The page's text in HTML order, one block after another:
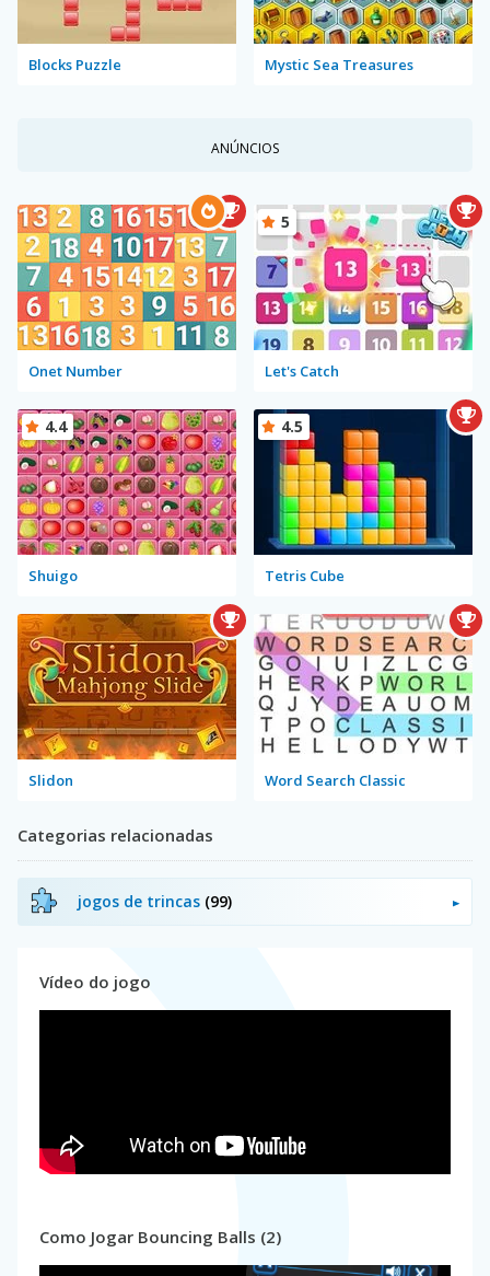
Blocks Puzzle Mystic Sea Treasures
ANÚNCIOS
Onet Number Let's Catch
5
Shuigo
4.4
Tetris Cube
4.5
Slidon Word Search Classic
Categorias relacionadas
jogos de trincas (99)
Vídeo do jogo
Como Jogar Bouncing Balls (2)